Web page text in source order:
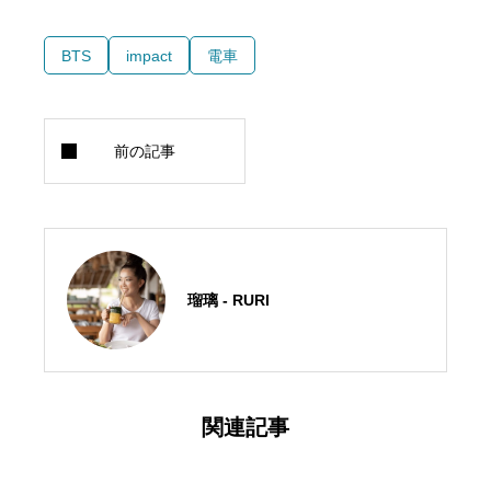
BTS impact 電車
瑠璃 - RURI
関連記事